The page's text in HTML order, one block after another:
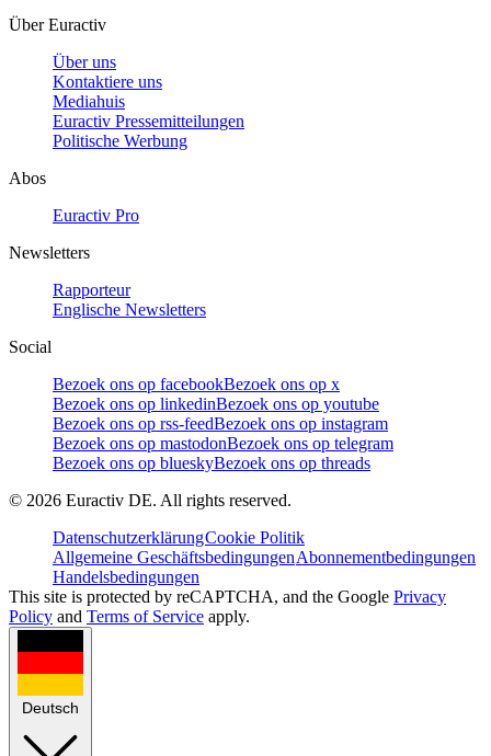
Über Euractiv
Über uns
Kontaktiere uns
Mediahuis
Euractiv Pressemitteilungen
Politische Werbung
Abos
Euractiv Pro
Newsletters
Rapporteur
Englische Newsletters
Social
Bezoek ons op facebookBezoek ons op x
Bezoek ons op linkedinBezoek ons op youtube
Bezoek ons op rss-feedBezoek ons op instagram
Bezoek ons op mastodonBezoek ons op telegram
Bezoek ons op blueskyBezoek ons op threads
© 2026 Euractiv DE. All rights reserved.
DatenschutzerklärungCookie Politik
Allgemeine GeschäftsbedingungenAbonnementbedingungen
Handelsbedingungen
This site is protected by reCAPTCHA, and the Google Privacy
Policy and Terms of Service apply.
Deutsch